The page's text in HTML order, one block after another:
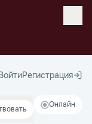
Регистрация
Онлайн